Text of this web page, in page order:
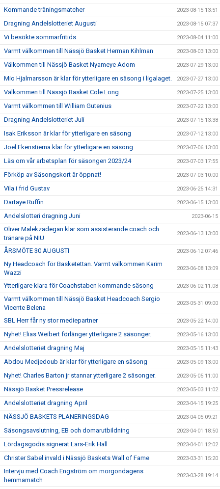
Kommande träningsmatcher 2023-08-15 13:51
Dragning Andelslotteriet Augusti 2023-08-15 07:37
Vi besökte sommarfritids 2023-08-04 11:00
Varmt välkommen till Nässjö Basket Herman Kihlman 2023-08-03 13:00
Välkommen till Nässjö Basket Nyameye Adom 2023-07-29 13:00
Mio Hjalmarsson är klar för ytterligare en säsong i ligalaget. 2023-07-27 13:00
Välkommen till Nässjö Basket Cole Long 2023-07-25 13:00
Varmt välkommen till William Gutenius 2023-07-22 13:00
Dragning Andelslotteriet Juli 2023-07-15 13:38
Isak Eriksson är klar för ytterligare en säsong 2023-07-12 13:00
Joel Ekenstierna klar för ytterligare en säsong 2023-07-06 13:00
Läs om vår arbetsplan för säsongen 2023/24 2023-07-03 17:55
Förköp av Säsongskort är öppnat! 2023-07-03 10:00
Vila i frid Gustav 2023-06-25 14:31
Dartaye Ruffin 2023-06-15 13:00
Andelslotteri dragning Juni 2023-06-15
Oliver Malekzadegan klar som assisterande coach och
tränare på NIU
2023-06-13 13:00
ÅRSMÖTE 30 AUGUSTI 2023-06-12 07:46
Ny Headcoach för Basketettan. Varmt välkommen Karim
Wazzi
2023-06-08 13:09
Ytterligare klara för Coachstaben kommande säsong 2023-06-02 11:08
Varmt välkommen till Nässjö Basket Headcoach Sergio
Vicente Belena
2023-05-31 09:00
SBL Herr får ny stor mediepartner 2023-05-22 14:00
Nyhet! Elias Weibert förlänger ytterligare 2 säsonger. 2023-05-16 13:00
Andelslotteriet dragning Maj 2023-05-15 11:43
Abdou Medjedoub är klar för ytterligare en säsong 2023-05-09 13:00
Nyhet! Charles Barton jr stannar ytterligare 2 säsonger. 2023-05-05 11:00
Nässjö Basket Pressrelease 2023-05-03 11:02
Andelslotteriet dragning April 2023-04-15 19:25
NÄSSJÖ BASKETS PLANERINGSDAG 2023-04-05 09:21
Säsongsavslutning, EB och domarutbildning 2023-04-01 18:50
Lördagsgodis signerat Lars-Erik Hall 2023-04-01 12:02
Christer Sabel invald i Nässjö Baskets Wall of Fame 2023-03-31 15:20
Intervju med Coach Engström om morgondagens
hemmamatch
2023-03-28 19:14